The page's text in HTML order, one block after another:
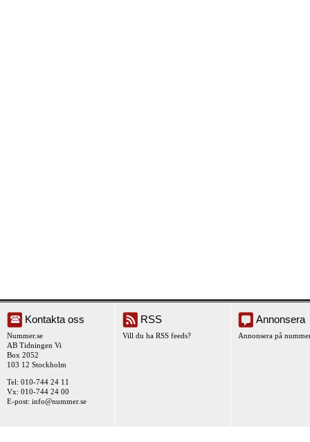
Kontakta oss
Nummer.se
AB Tidningen Vi
Box 2052
103 12 Stockholm
Tel: 010-744 24 11
Vx: 010-744 24 00
E-post: info@nummer.se
RSS
Vill du ha RSS feeds?
Annonsera
Annonsera på